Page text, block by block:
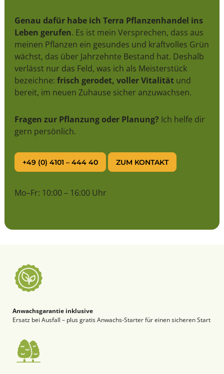
Genau dafür habe ich Terra Pflanzenhandel ins
Leben gerufen. Es ist mein Versprechen, dass aus
meinen Pflanzen ein gesundes und kraftvolles Grün
wächst, das über Jahrzehnte Bestand hat. Deshalb
verlässt nur das Feld, was ich als Meisterstück
bezeichne: frisch gerodet, voller Vitalitätund
bereit, im neuen Zuhause sicher anzuwachsen.
Fragen zur Pflanzung oder Planung? Ich helfe dir
gern persönlich.
+49 (0) 4101 – 444 40 ZUM KONTAKT
Mo–Fr: 10:00 – 16:00 Uhr
Anwachsgarantie inklusive
Ersatz bei Ausfall – plus gratis Anwachs-Starter für einen sicheren Start